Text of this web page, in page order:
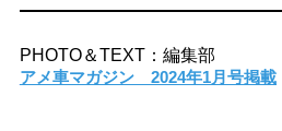
PHOTO＆TEXT：編集部
アメ車マガジン 2024年1月号掲載